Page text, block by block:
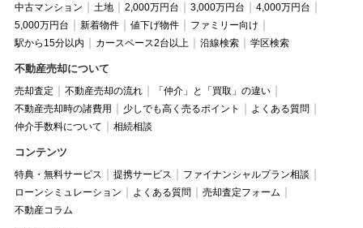
中古マンション
土地 2,000万円台 3,000万円台
4,000万円台
5,000万円台
新着物件 値下げ物件
ファミリー向け
駅から15分以内
カースペース2台以上 沿線検索 学区検索
不動産売却について
売却査定 不動産売却の流れ
「仲介」と「買取」の違い
不動産売却時の諸費用
少しでも高く売るポイント
よくある質問
仲介手数料について
相続相談
コンテンツ
特典・無料サービス 提携サービス
ファイナンシャルプラン相談
ローンシミュレーション
よくある質問
売却査定フォーム
不動産コラム